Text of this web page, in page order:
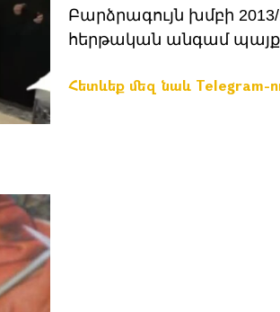
Բարձրագույն խմբի
հերթական անգամ
Հետևեք մեզ նաև Telegram-